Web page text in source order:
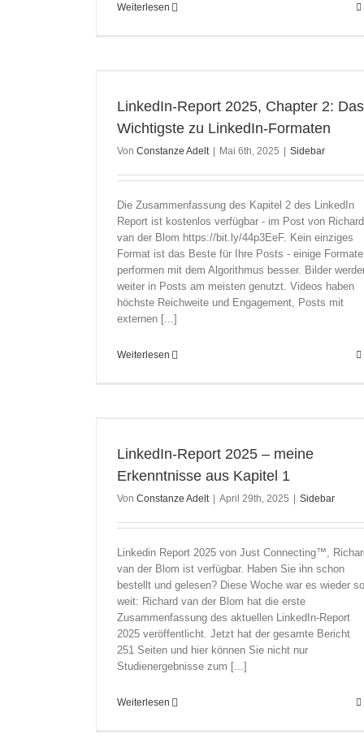
Weiterlesen
LinkedIn-Report 2025, Chapter 2: Das
Wichtigste zu LinkedIn-Formaten
Von Constanze Adelt Mai 6th, 2025 Sidebar
Die Zusammenfassung des Kapitel 2 des LinkedIn
Report ist kostenlos verfügbar - im Post von Richard
van der Blom https://bit.ly/44p3EeF. Kein einziges
Format ist das Beste für Ihre Posts - einige Formate
performen mit dem Algorithmus besser. Bilder
weiter in Posts am meisten genutzt. Videos haben
höchste Reichweite und Engagement, Posts mit
externen [...]
Weiterlesen
LinkedIn-Report 2025 – meine
Erkenntnisse aus Kapitel 1
Von Constanze Adelt April 29th, 2025 Sidebar
Linkedin Report 2025 von Just Connecting™,
van der Blom ist verfügbar. Haben Sie ihn schon
bestellt und gelesen? Diese Woche war es wieder so
weit: Richard van der Blom hat die erste
Zusammenfassung des aktuellen LinkedIn-Report
2025 veröffentlicht. Jetzt hat der gesamte Bericht
251 Seiten und hier können Sie nicht nur
Studienergebnisse zum [...]
Weiterlesen